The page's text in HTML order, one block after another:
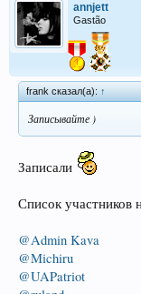
annjett
Gastão
frank сказал(а): ↑
Записывайте )
Записали
Список участников
@Admin Kava
@Michiru
@UAPatriot